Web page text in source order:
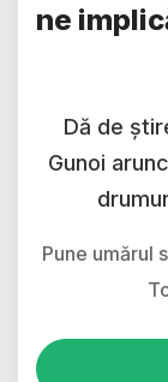
ne
Dă de
Gunoi
Pune umărul